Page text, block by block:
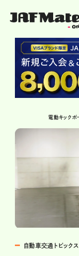
電動キックボ
自動車交通トピックス